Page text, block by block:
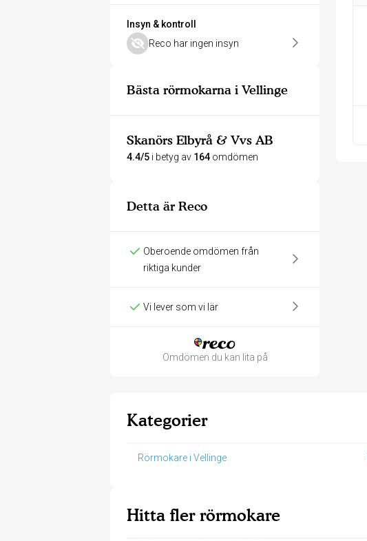
Insyn & kontroll
Reco har ingen insyn
Bästa rörmokarna i Vellinge
Skanörs Elbyrå & Vvs AB
4.4/5 i betyg av 164 omdömen
Detta är Reco
Oberoende omdömen från
riktiga kunder
Vi lever som vi lär
Omdömen du kan lita på
Kategorier
Rörmokare i Vellinge
Hitta fler rörmokare